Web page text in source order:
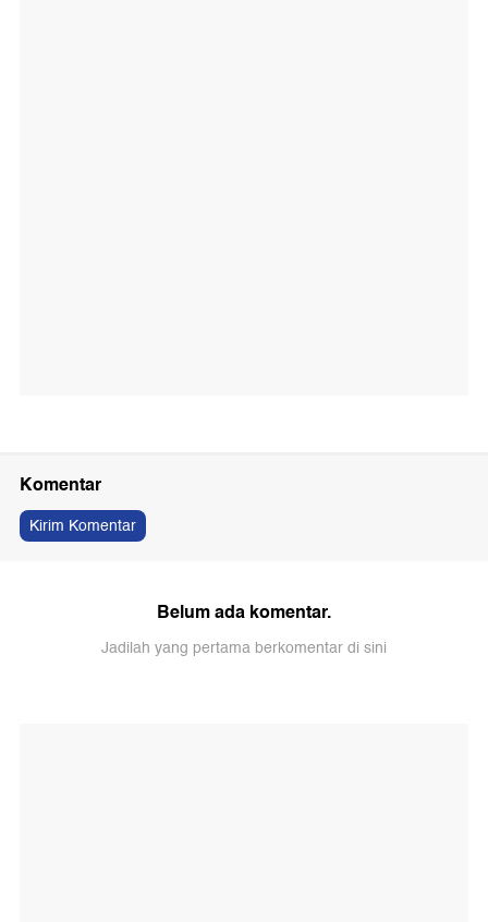
Komentar
Kirim Komentar
Belum ada komentar.
Jadilah yang pertama berkomentar di sini